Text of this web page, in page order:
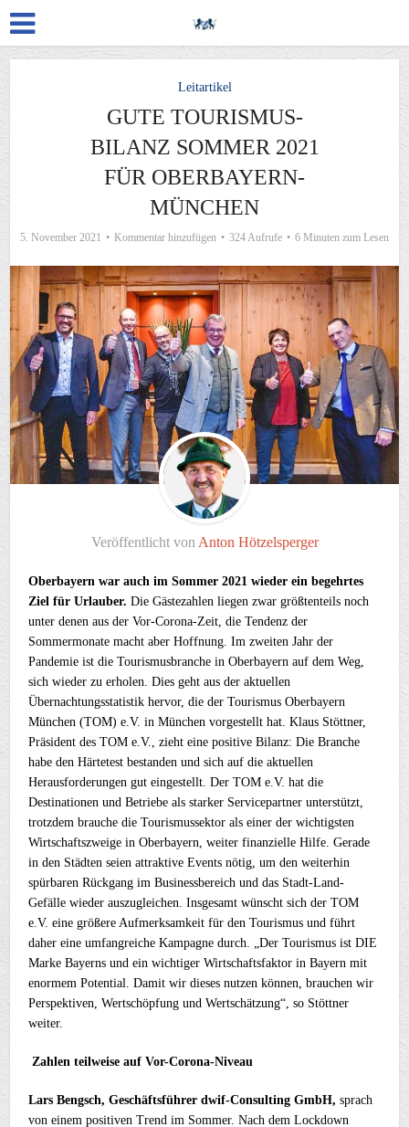
Leitartikel
GUTE TOURISMUS-
BILANZ SOMMER 2021
FÜR OBERBAYERN-
MÜNCHEN
5. November 2021 Kommentar hinzufügen 324 Aufrufe 6 Minuten zum Lesen
Veröffentlicht von Anton Hötzelsperger
Oberbayern war auch im Sommer 2021 wieder ein begehrtes
Ziel für Urlauber.Die Gästezahlen liegen zwar größtenteils noch
unter denen aus der Vor-Corona-Zeit, die Tendenz der
Sommermonate macht aber Hoffnung. Im zweiten Jahr der
Pandemie ist die Tourismusbranche in Oberbayern auf dem Weg,
sich wieder zu erholen. Dies geht aus der aktuellen
Übernachtungsstatistik hervor, die der Tourismus Oberbayern
München (TOM) e.V. in München vorgestellt hat. Klaus Stöttner,
Präsident des TOM e.V., zieht eine positive Bilanz: Die Branche
habe den Härtetest bestanden und sich auf die aktuellen
Herausforderungen gut eingestellt. Der TOM e.V. hat die
Destinationen und Betriebe als starker Servicepartner unterstützt,
trotzdem brauche die Tourismussektor als einer der wichtigsten
Wirtschaftszweige in Oberbayern, weiter finanzielle Hilfe. Gerade
in den Städten seien attraktive Events nötig, um den weiterhin
spürbaren Rückgang im Businessbereich und das Stadt-Land-
Gefälle wieder auszugleichen. Insgesamt wünscht sich der TOM
e.V. eine größere Aufmerksamkeit für den Tourismus und führt
daher eine umfangreiche Kampagne durch. „Der Tourismus ist DIE
Marke Bayerns und ein wichtiger Wirtschaftsfaktor in Bayern mit
enormem Potential. Damit wir dieses nutzen können, brauchen wir
Perspektiven, Wertschöpfung und Wertschätzung“, so Stöttner
weiter.
Zahlen teilweise auf Vor-Corona-Niveau
Lars Bengsch, Geschäftsführer dwif-Consulting GmbH, sprach
von einem positiven Trend im Sommer. Nach dem Lockdown